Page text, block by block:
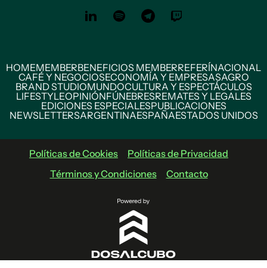
HOMEMEMBERBENEFICIOS MEMBERREFERÍNACIONAL
CAFÉ Y NEGOCIOSECONOMÍA Y EMPRESASAGRO
BRAND STUDIOMUNDOCULTURA Y ESPECTÁCULOS
LIFESTYLEOPINIÓNFÚNEBRESREMATES Y LEGALES
EDICIONES ESPECIALESPUBLICACIONES
NEWSLETTERSARGENTINAESPAÑAESTADOS UNIDOS
Políticas de Cookies
Políticas de Privacidad
Términos y Condiciones
Contacto